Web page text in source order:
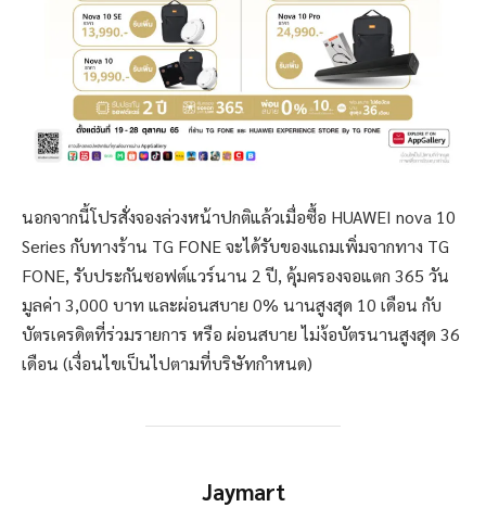
นอกจากนี้โปรสั่งจองล่วงหน้าปกติแล้วเมื่อซื้อ HUAWEI nova 10
Series กับทางร้าน TG FONE จะได้รับของแถมเพิ่มจากทาง TG
FONE, รับประกันซอฟต์แวร์นาน 2 ปี, คุ้มครองจอแตก 365 วัน
มูลค่า 3,000 บาท และผ่อนสบาย 0% นานสูงสุด 10 เดือน กับ
บัตรเครดิตที่ร่วมรายการ หรือ ผ่อนสบาย ไม่ง้อบัตรนานสูงสุด 36
เดือน (เงื่อนไขเป็นไปตามที่บริษัทกำหนด)
Jaymart